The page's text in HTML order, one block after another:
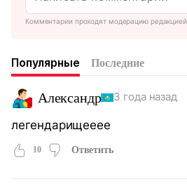
Комментарии проходят модерацию редакцией
Популярные Последние
Александр 3 года назад
легендарищееее
10 Ответить